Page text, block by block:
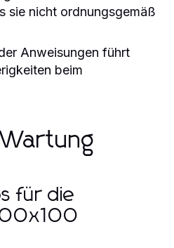
sie nicht ordnungsgemäß
Anweisungen führt
beim
für die